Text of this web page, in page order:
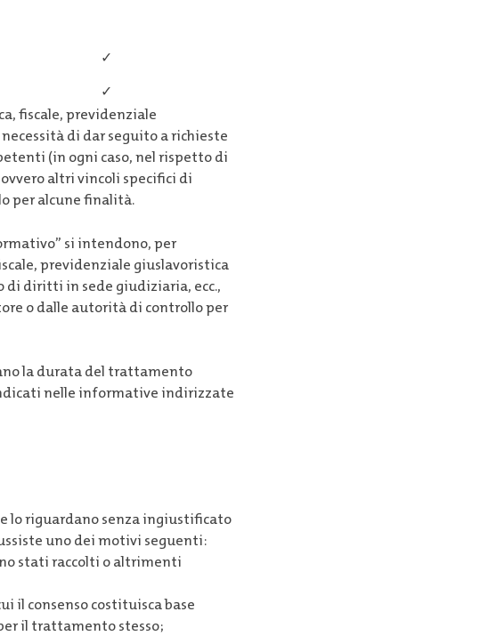
✓
✓
fiscale, previdenziale
di dar seguito a richieste
(in ogni caso, nel rispetto di
altri vincoli specifici di
per alcune finalità.
si intendono, per
previdenziale giuslavoristica
di diritti in sede giudiziaria, ecc.,
o dalle autorità di controllo per
la durata del trattamento
nelle informative indirizzate
lo riguardano senza ingiustificato
uno dei motivi seguenti:
stati raccolti o altrimenti
il consenso costituisca base
il trattamento stesso;